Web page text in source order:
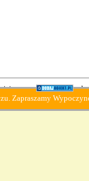
o zapoznanie się z
Wypoczynek :-)